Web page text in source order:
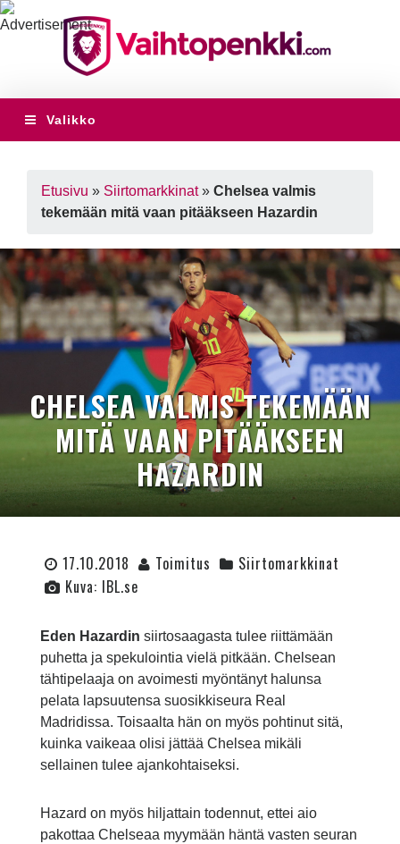
Valikko
Etusivu » Siirtomarkkinat» Chelsea valmis
tekemään mitä vaan pitääkseen Hazardin
CHELSEA VALMIS TEKEMÄÄN
MITÄ VAAN PITÄÄKSEEN
HAZARDIN
17.10.2018 Toimitus
Siirtomarkkinat
Kuva: IBL.se
Eden Hazardin siirtosaagasta tulee riittämään
puhetta ja spekulointia vielä pitkään. Chelsean
tähtipelaaja on avoimesti myöntänyt halunsa
pelata lapsuutensa suosikkiseura Real
Madridissa. Toisaalta hän on myös pohtinut sitä,
kuinka vaikeaa olisi jättää Chelsea mikäli
sellainen tulee ajankohtaiseksi.
Hazard on myös hiljattain todennut, ettei aio
pakottaa Chelseaa myymään häntä vasten seuran